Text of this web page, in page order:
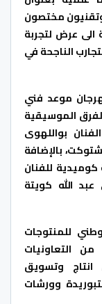
وتقنيون مختصون
الى عرض لتجربة
الناجحة في
موعد فني
الموسيقية
بواللهوى
بالإضافة
للفنان
الله كويتة
للمنتوجات
التعاونيات
انتاج وتسويق
وورشات